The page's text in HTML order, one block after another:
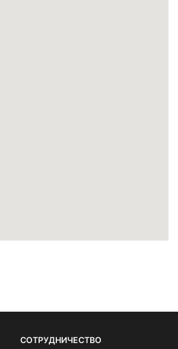
СОТРУДНИЧЕСТВО